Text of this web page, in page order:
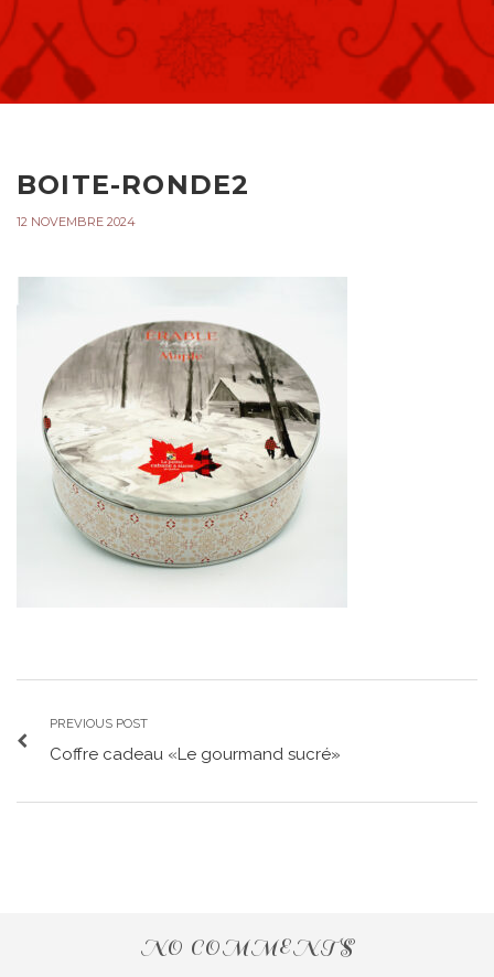
BOITE-RONDE2
12 NOVEMBRE 2024
PREVIOUS POST
Coffre cadeau «Le gourmand sucré»
NO COMMENTS